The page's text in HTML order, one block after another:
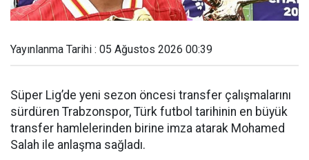
Yayınlanma Tarihi : 05 Ağustos 2026 00:39
Süper Lig’de yeni sezon öncesi transfer çalışmalarını
sürdüren Trabzonspor, Türk futbol tarihinin en büyük
transfer hamlelerinden birine imza atarak Mohamed
Salah ile anlaşma sağladı.